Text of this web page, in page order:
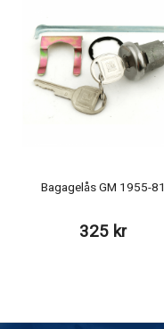
Bagagelås GM 1955-81
325 kr